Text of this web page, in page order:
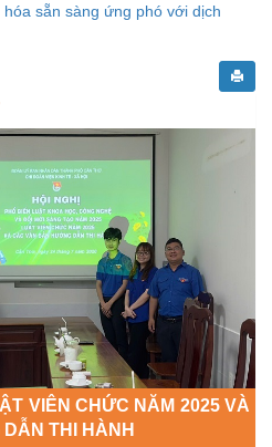
sẵn sàng ứng phó với dịch
NĂM 2025 VÀ
HÀNH